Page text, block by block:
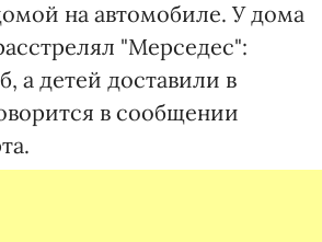
на автомобиле. У дома
"Мерседес":
а детей доставили в
в сообщении